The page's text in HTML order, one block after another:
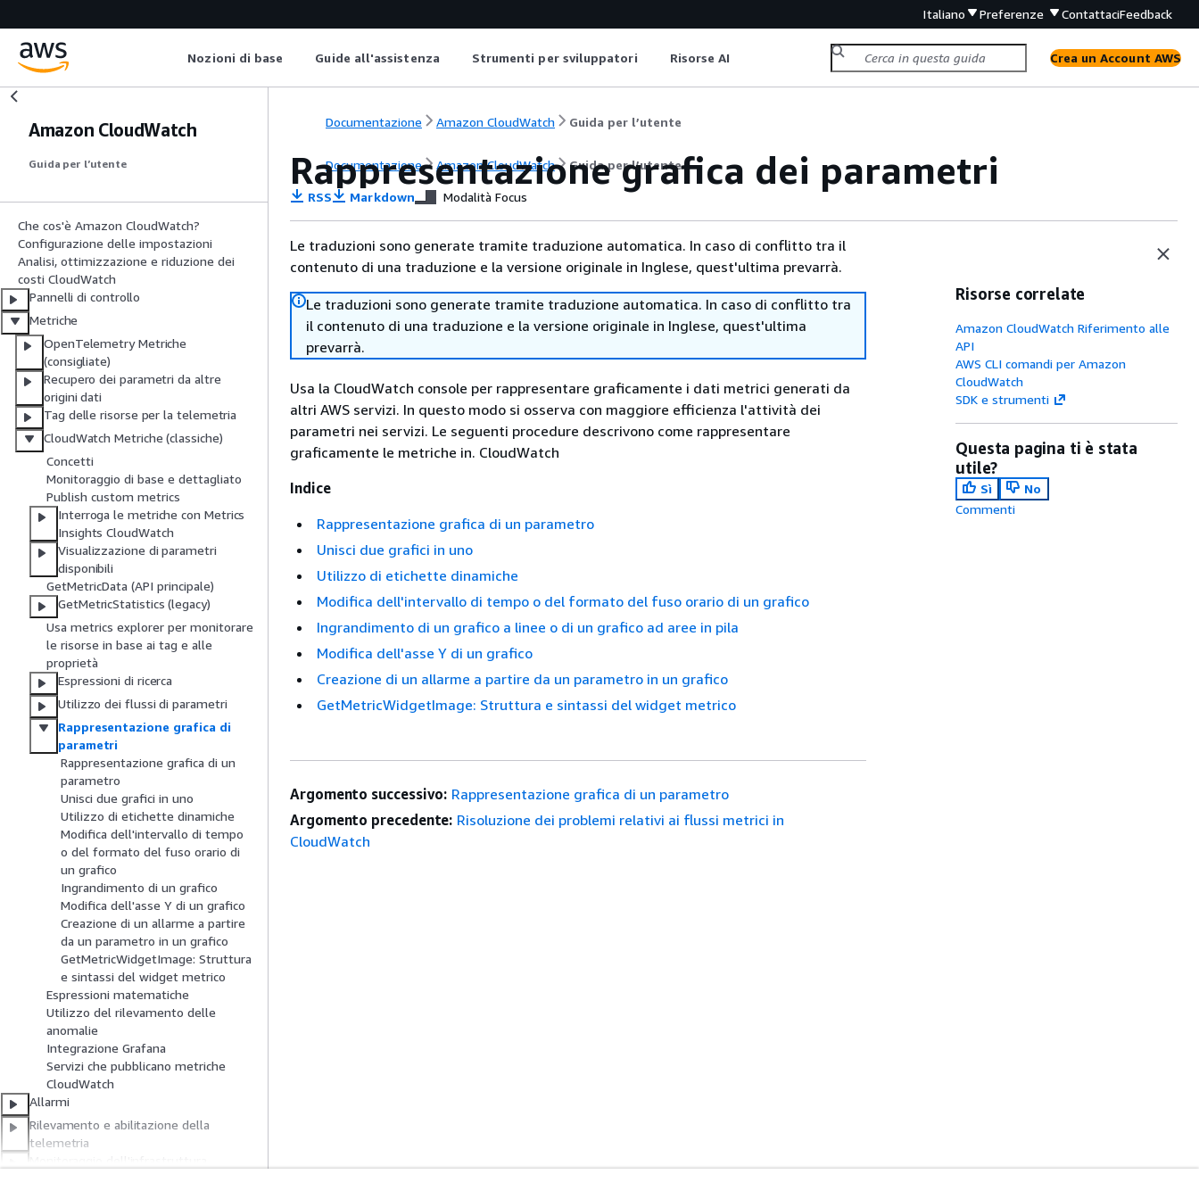
Italiano Preferenze ContattaciFeedback
Nozioni di base Guide all'assistenza Strumenti per sviluppatori Risorse AI Crea un Account AWS
Amazon CloudWatch
Guida per l’utente
Che cos'è Amazon CloudWatch?
Configurazione delle impostazioni
Analisi, ottimizzazione e riduzione dei
costi CloudWatch
Pannelli di controllo
Metriche
OpenTelemetry Metriche
(consigliate)
Recupero dei parametri da altre
origini dati
Tag delle risorse per la telemetria
CloudWatch Metriche (classiche)
Concetti
Monitoraggio di base e dettagliato
Publish custom metrics
Interroga le metriche con Metrics
Insights CloudWatch
Visualizzazione di parametri
disponibili
GetMetricData (API principale)
GetMetricStatistics (legacy)
Usa metrics explorer per monitorare
le risorse in base ai tag e alle
proprietà
Espressioni di ricerca
Utilizzo dei flussi di parametri
Rappresentazione grafica di
parametri
Rappresentazione grafica di un
parametro
Unisci due grafici in uno
Utilizzo di etichette dinamiche
Modifica dell'intervallo di tempo
o del formato del fuso orario di
un grafico
Ingrandimento di un grafico
Modifica dell'asse Y di un grafico
Creazione di un allarme a partire
da un parametro in un grafico
GetMetricWidgetImage: Struttura
e sintassi del widget metrico
Espressioni matematiche
Utilizzo del rilevamento delle
anomalie
Integrazione Grafana
Servizi che pubblicano metriche
CloudWatch
Allarmi
Rilevamento e abilitazione della
telemetria
Documentazione Amazon CloudWatch Guida per l’utente
Documentazione Amazon CloudWatch Guida per l’utente
Rappresentazione grafica dei parametri
RSS Markdown Modalità Focus
Le traduzioni sono generate tramite traduzione automatica. In caso di conflitto tra il
contenuto di una traduzione e la versione originale in Inglese, quest'ultima prevarrà.
Le traduzioni sono generate tramite traduzione automatica. In caso di conflitto tra
il contenuto di una traduzione e la versione originale in Inglese, quest'ultima
prevarrà.
Usa la CloudWatch console per rappresentare graficamente i dati metrici generati da
altri AWS servizi. In questo modo si osserva con maggiore efficienza l'attività dei
parametri nei servizi. Le seguenti procedure descrivono come rappresentare
graficamente le metriche in. CloudWatch
Indice
Rappresentazione grafica di un parametro
Unisci due grafici in uno
Utilizzo di etichette dinamiche
Modifica dell'intervallo di tempo o del formato del fuso orario di un grafico
Ingrandimento di un grafico a linee o di un grafico ad aree in pila
Modifica dell'asse Y di un grafico
Creazione di un allarme a partire da un parametro in un grafico
GetMetricWidgetImage: Struttura e sintassi del widget metrico
Risorse correlate
Amazon CloudWatch Riferimento alle
API
AWS CLI comandi per Amazon
CloudWatch
SDK e strumenti
Questa pagina ti è stata
utile?
Sì
No
Commenti
Argomento successivo: Rappresentazione grafica di un parametro
Argomento precedente: Risoluzione dei problemi relativi ai flussi metrici in
CloudWatch